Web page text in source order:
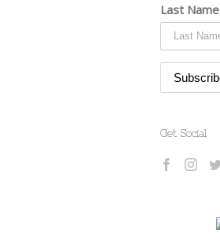
Last Name
Get Social